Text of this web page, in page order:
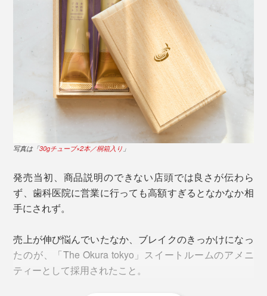
合、1〜2ヶ月分です。
フッ素・発泡剤・研磨剤・合成香料・人工着色料はゼ
天然成分で作られているので、子どもから大人まで安心
して使えます。
写真は「30gチューブ×2本／桐箱入り 」
発売当初、商品説明のできない店頭では良さが伝わら
ず、歯科医院に営業に行っても高額すぎるとなかなか相
手にされず。
売上が伸び悩んでいたなか、ブレイクのきっかけになっ
たのが、「The Okura tokyo」スイートルームのアメニ
ティーとして採用されたこと。